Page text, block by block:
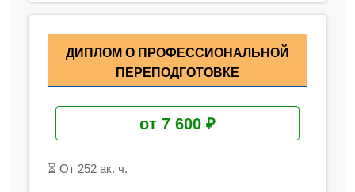
ДИПЛОМ О ПРОФЕССИОНАЛЬНОЙ
ПЕРЕПОДГОТОВКЕ
от 7 600 ₽
⏳ От 252 ак. ч.